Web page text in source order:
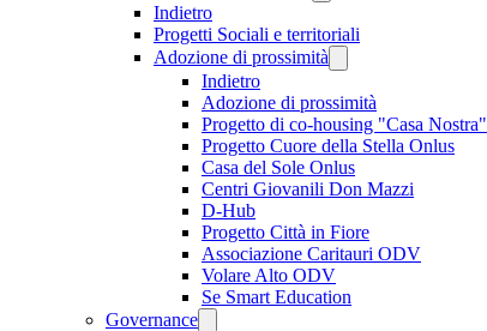
Indietro
Progetti Sociali e territoriali
Adozione di prossimità
Indietro
Adozione di prossimità
Progetto di co-housing "Casa Nostra"
Progetto Cuore della Stella Onlus
Casa del Sole Onlus
Centri Giovanili Don Mazzi
D-Hub
Progetto Città in Fiore
Associazione Caritauri ODV
Volare Alto ODV
Se Smart Education
Governance